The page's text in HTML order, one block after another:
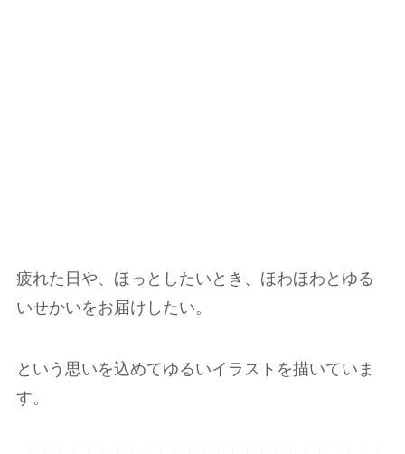
疲れた日や、ほっとしたいとき、ほわほわとゆる
いせかいをお届けしたい。
という思いを込めてゆるいイラストを描いていま
す。